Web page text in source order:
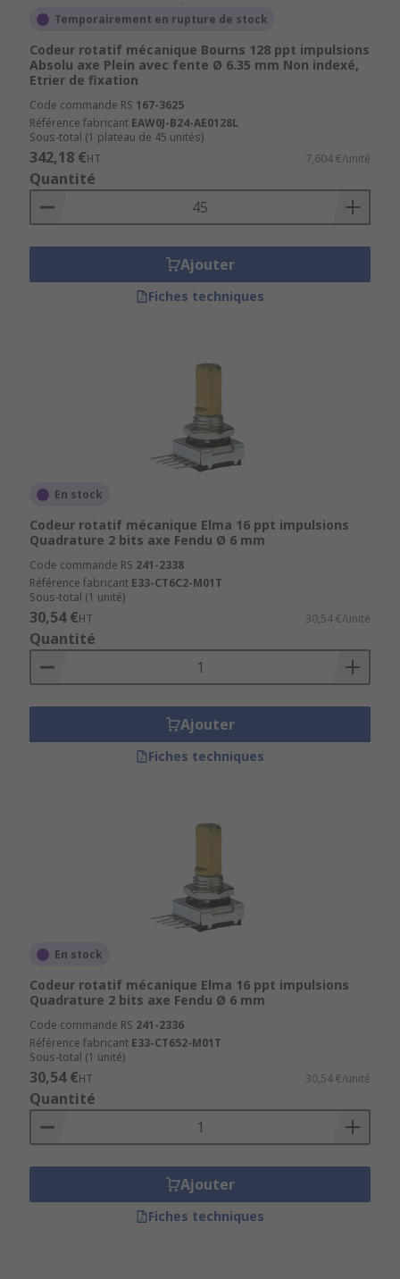
Temporairement en rupture de stock
Codeur rotatif mécanique Bourns 128 ppt impulsions
Absolu axe Plein avec fente Ø 6.35 mm Non indexé,
Etrier de fixation
Code commande RS 167-3625
Référence fabricant EAW0J-B24-AE0128L
Sous-total (1 plateau de 45 unités)
342,18 €HT 7,604 €/unité
Quantité
Ajouter
Fiches techniques
En stock
Codeur rotatif mécanique Elma 16 ppt impulsions
Quadrature 2 bits axe Fendu Ø 6 mm
Code commande RS 241-2338
Référence fabricant E33-CT6C2-M01T
Sous-total (1 unité)
30,54 €HT 30,54 €/unité
Quantité
Ajouter
Fiches techniques
En stock
Codeur rotatif mécanique Elma 16 ppt impulsions
Quadrature 2 bits axe Fendu Ø 6 mm
Code commande RS 241-2336
Référence fabricant E33-CT652-M01T
Sous-total (1 unité)
30,54 €HT 30,54 €/unité
Quantité
Ajouter
Fiches techniques